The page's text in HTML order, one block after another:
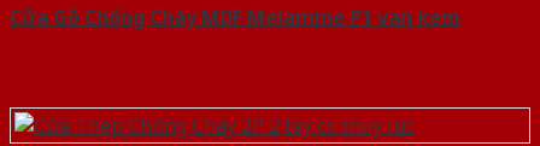
Cửa Gỗ Chống Cháy MDF Melamine P1 van kem